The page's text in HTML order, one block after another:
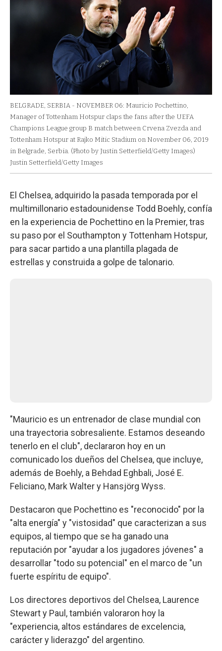
BELGRADE, SERBIA - NOVEMBER 06: Mauricio Pochettino,
Manager of Tottenham Hotspur claps the fans after the UEFA
Champions League group B match between Crvena Zvezda and
Tottenham Hotspur at Rajko Mitic Stadium on November 06, 2019
in Belgrade, Serbia. (Photo by Justin Setterfield/Getty Images)
Justin Setterfield/Getty Images
El Chelsea, adquirido la pasada temporada por el
multimillonario estadounidense Todd Boehly, confía
en la experiencia de Pochettino en la Premier, tras
su paso por el Southampton y Tottenham Hotspur,
para sacar partido a una plantilla plagada de
estrellas y construida a golpe de talonario.
"Mauricio es un entrenador de clase mundial con
una trayectoria sobresaliente. Estamos deseando
tenerlo en el club", declararon hoy en un
comunicado los dueños del Chelsea, que incluye,
además de Boehly, a Behdad Eghbali, José E.
Feliciano, Mark Walter y Hansjörg Wyss.
Destacaron que Pochettino es "reconocido" por la
"alta energía" y "vistosidad" que caracterizan a sus
equipos, al tiempo que se ha ganado una
reputación por "ayudar a los jugadores jóvenes" a
desarrollar "todo su potencial" en el marco de "un
fuerte espíritu de equipo".
Los directores deportivos del Chelsea, Laurence
Stewart y Paul, también valoraron hoy la
"experiencia, altos estándares de excelencia,
carácter y liderazgo" del argentino.